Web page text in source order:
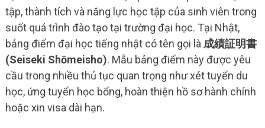
tập, thành tích và năng lực học tập của sinh viên trong
suốt quá trình đào tạo tại trường đại học. Tại Nhật,
bảng điểm đại học tiếng nhật có tên gọi là 成績証明書
(Seiseki Shōmeisho). Mẫu bảng điểm này được yêu
cầu trong nhiều thủ tục quan trọng như xét tuyển du
học, ứng tuyển học bổng, hoàn thiện hồ sơ hành chính
hoặc xin visa dài hạn.